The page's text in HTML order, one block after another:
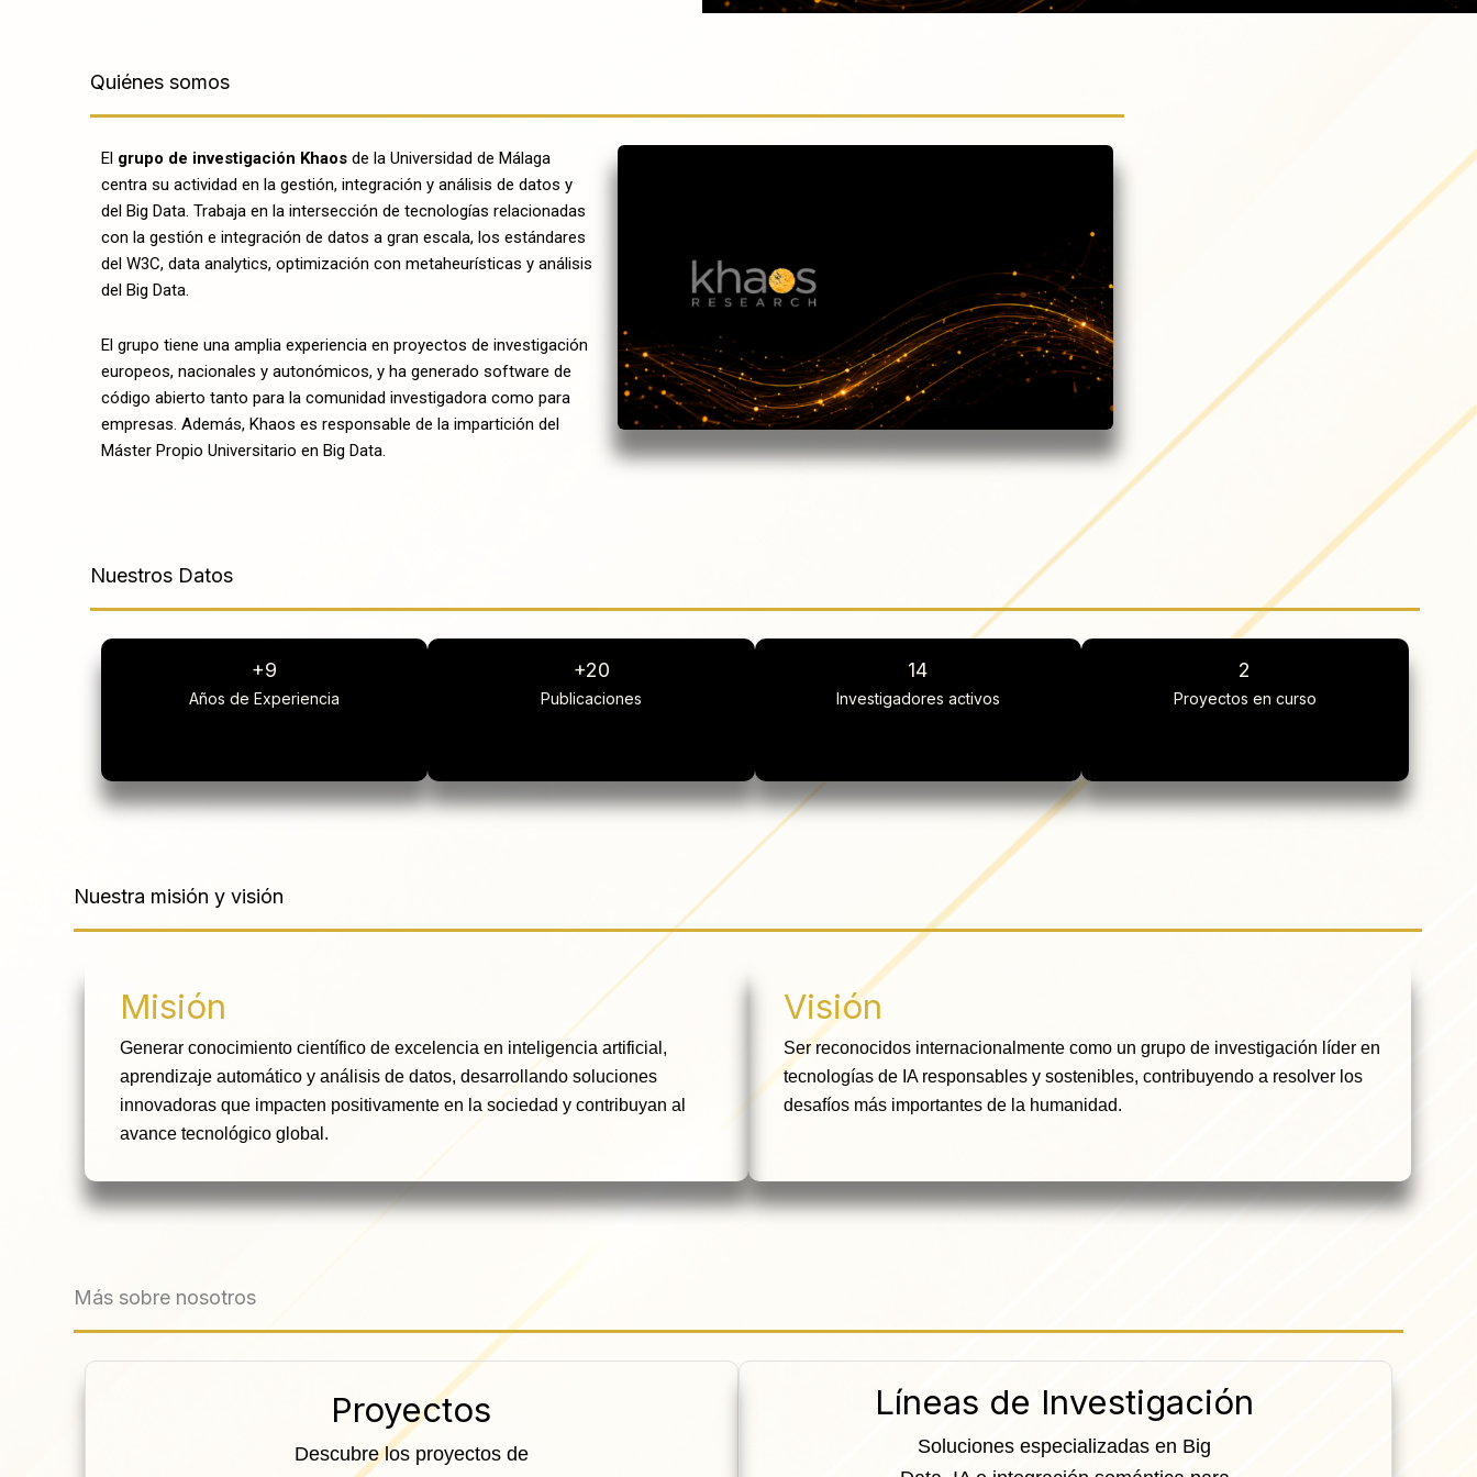
Quiénes somos
El grupo de investigación Khaos de la Universidad de Málaga
centra su actividad en la gestión, integración y análisis de datos y
del Big Data. Trabaja en la intersección de tecnologías relacionadas
con la gestión e integración de datos a gran escala, los estándares
del W3C, data analytics, optimización con metaheurísticas y análisis
del Big Data.
El grupo tiene una amplia experiencia en proyectos de investigación
europeos, nacionales y autonómicos, y ha generado software de
código abierto tanto para la comunidad investigadora como para
empresas. Además, Khaos es responsable de la impartición del
Máster Propio Universitario en Big Data.
Nuestros Datos
+9
Años de Experiencia
+20
Publicaciones
14
Investigadores activos
2
Proyectos en curso
Nuestra misión y visión
Misión
Generar conocimiento científico de excelencia en inteligencia artificial,
aprendizaje automático y análisis de datos, desarrollando soluciones
innovadoras que impacten positivamente en la sociedad y contribuyan al
avance tecnológico global.
Visión
Ser reconocidos internacionalmente como un grupo de investigación líder en
tecnologías de IA responsables y sostenibles, contribuyendo a resolver los
desafíos más importantes de la humanidad.
Más sobre nosotros
Proyectos
Descubre los proyectos de
Líneas de Investigación
Soluciones especializadas en Big